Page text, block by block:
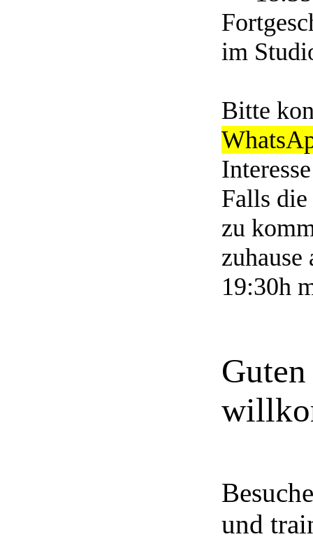
im
Bitte
Falls
zu
19:30h
und